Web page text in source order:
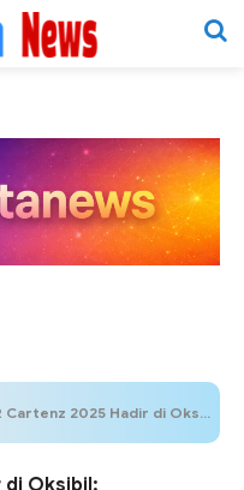
Hadir di Oksibil: Merangkul dan Mendidik Anak-anak Papua